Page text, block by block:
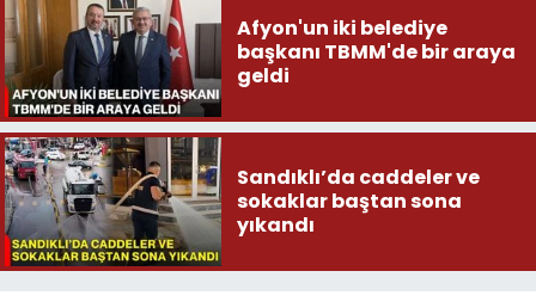
Afyon'un iki belediye
başkanı TBMM'de bir araya
geldi
Sandıklı’da caddeler ve
sokaklar baştan sona
yıkandı